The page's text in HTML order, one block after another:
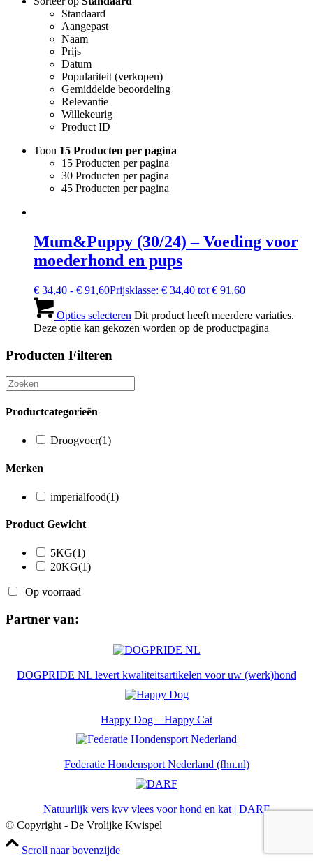
Standaard
Aangepast
Naam
Prijs
Datum
Populariteit (verkopen)
Gemiddelde beoordeling
Relevantie
Willekeurig
Product ID
Toon 15 Producten per pagina
15 Producten per pagina
30 Producten per pagina
45 Producten per pagina
Mum&Puppy (30/24) – Voeding voor
moederhond en pups
€ 34,40 - € 91,60Prijsklasse: € 34,40 tot € 91,60
Opties selecteren Dit product heeft meerdere variaties.
Deze optie kan gekozen worden op de productpagina
Producten Filteren
Productcategorieën
Droogvoer(1)
Merken
imperialfood(1)
Product Gewicht
5KG(1)
20KG(1)
Op voorraad
Partner van:
DOGPRIDE NL levert kwaliteitsartikelen voor uw (werk)hond
Happy Dog – Happy Cat
Federatie Hondensport Nederland (fhn.nl)
Natuurlijk vers kvv vlees voor hond en kat | DARF
© Copyright - De Vrolijke Kwispel
Scroll naar bovenzijde